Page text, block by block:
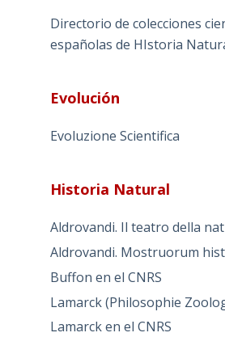
Directorio de colecciones
españolas de HIstoria
Evolución
Evoluzione Scientifica
Historia Natural
Aldrovandi. Il teatro della
Aldrovandi. Mostruorum
Buffon en el CNRS
Lamarck (Philosophie
Lamarck en el CNRS